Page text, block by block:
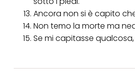
Ancora non si è capito
Non temo la morte ma
Se mi capitasse